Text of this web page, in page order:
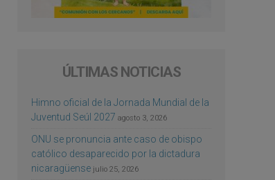
ÚLTIMAS NOTICIAS
Himno oficial de la Jornada Mundial de la
Juventud Seúl 2027 agosto 3, 2026
ONU se pronuncia ante caso de obispo
católico desaparecido por la dictadura
nicaragüense julio 25, 2026